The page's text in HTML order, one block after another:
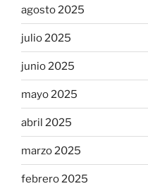
agosto 2025
julio 2025
junio 2025
mayo 2025
abril 2025
marzo 2025
febrero 2025